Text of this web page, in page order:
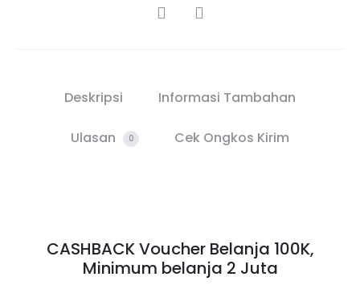
SHARE
Deskripsi Informasi Tambahan
Ulasan 0 Cek Ongkos Kirim
CASHBACK Voucher Belanja 100K,
Minimum belanja 2 Juta